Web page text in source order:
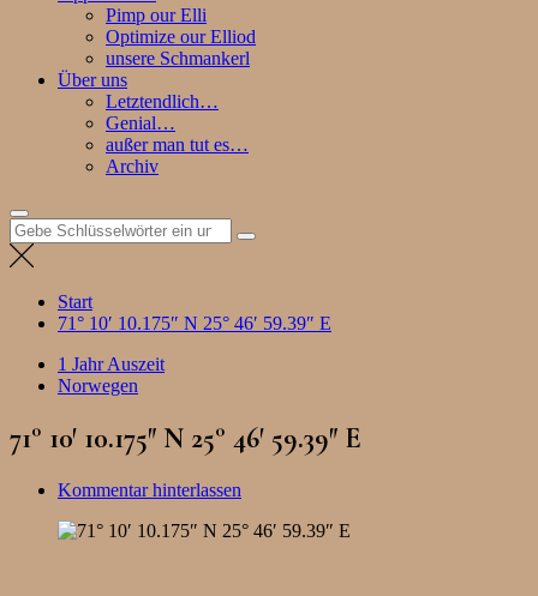
Pimp our Elli
Optimize our Elliod
unsere Schmankerl
Über uns
Letztendlich…
Genial…
außer man tut es…
Archiv
Suchen
nach:
Start
71° 10′ 10.175″ N 25° 46′ 59.39″ E
1 Jahr Auszeit
Norwegen
71° 10′ 10.175″ N 25° 46′ 59.39″ E
Kommentar hinterlassen